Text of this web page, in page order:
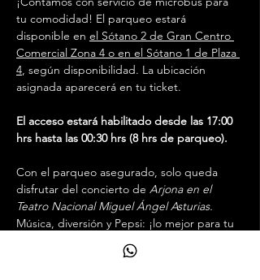
tu comodidad! El parqueo estará
disponible en el Sótano 2 de Gran Centro
Comercial Zona 4 o en el Sótano 1 de Plaza
4, según disponibilidad. La ubicación
asignada aparecerá en tu ticket.
El acceso estará habilitado desde las 17:00
hrs hasta las 00:30 hrs (8 hrs de parqueo).
Con el parqueo asegurado, solo queda
disfrutar del concierto de Arjona en el
Teatro Nacional Miguel Ángel Asturias.
Música, diversión y Pepsi: ¡lo mejor para tu